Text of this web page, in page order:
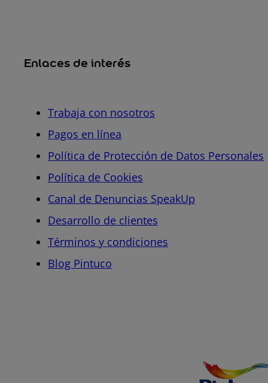
Enlaces de interés
Trabaja con nosotros
Pagos en línea
Política de Protección de Datos Personales
Política de Cookies
Canal de Denuncias SpeakUp
Desarrollo de clientes
Términos y condiciones
Blog Pintuco